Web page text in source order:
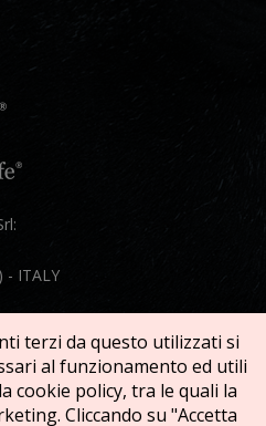
- ITALY
terzi da questo utilizzati si
al funzionamento ed utili
cookie policy, tra le quali la
Cliccando su "Accetta